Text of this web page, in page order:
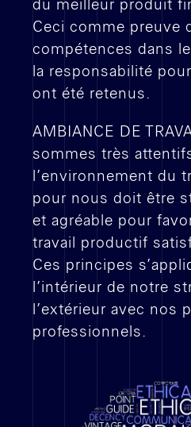
du meilleur produit
Ceci comme preuve
compétences dans
la responsabilité
ont été retenus.
AMBIANCE DE
sommes très
l’environnement du
pour nous doit être
et agréable pour
travail productif
Ces principes
l’intérieur de notre
l’extérieur avec nos
professionnels.